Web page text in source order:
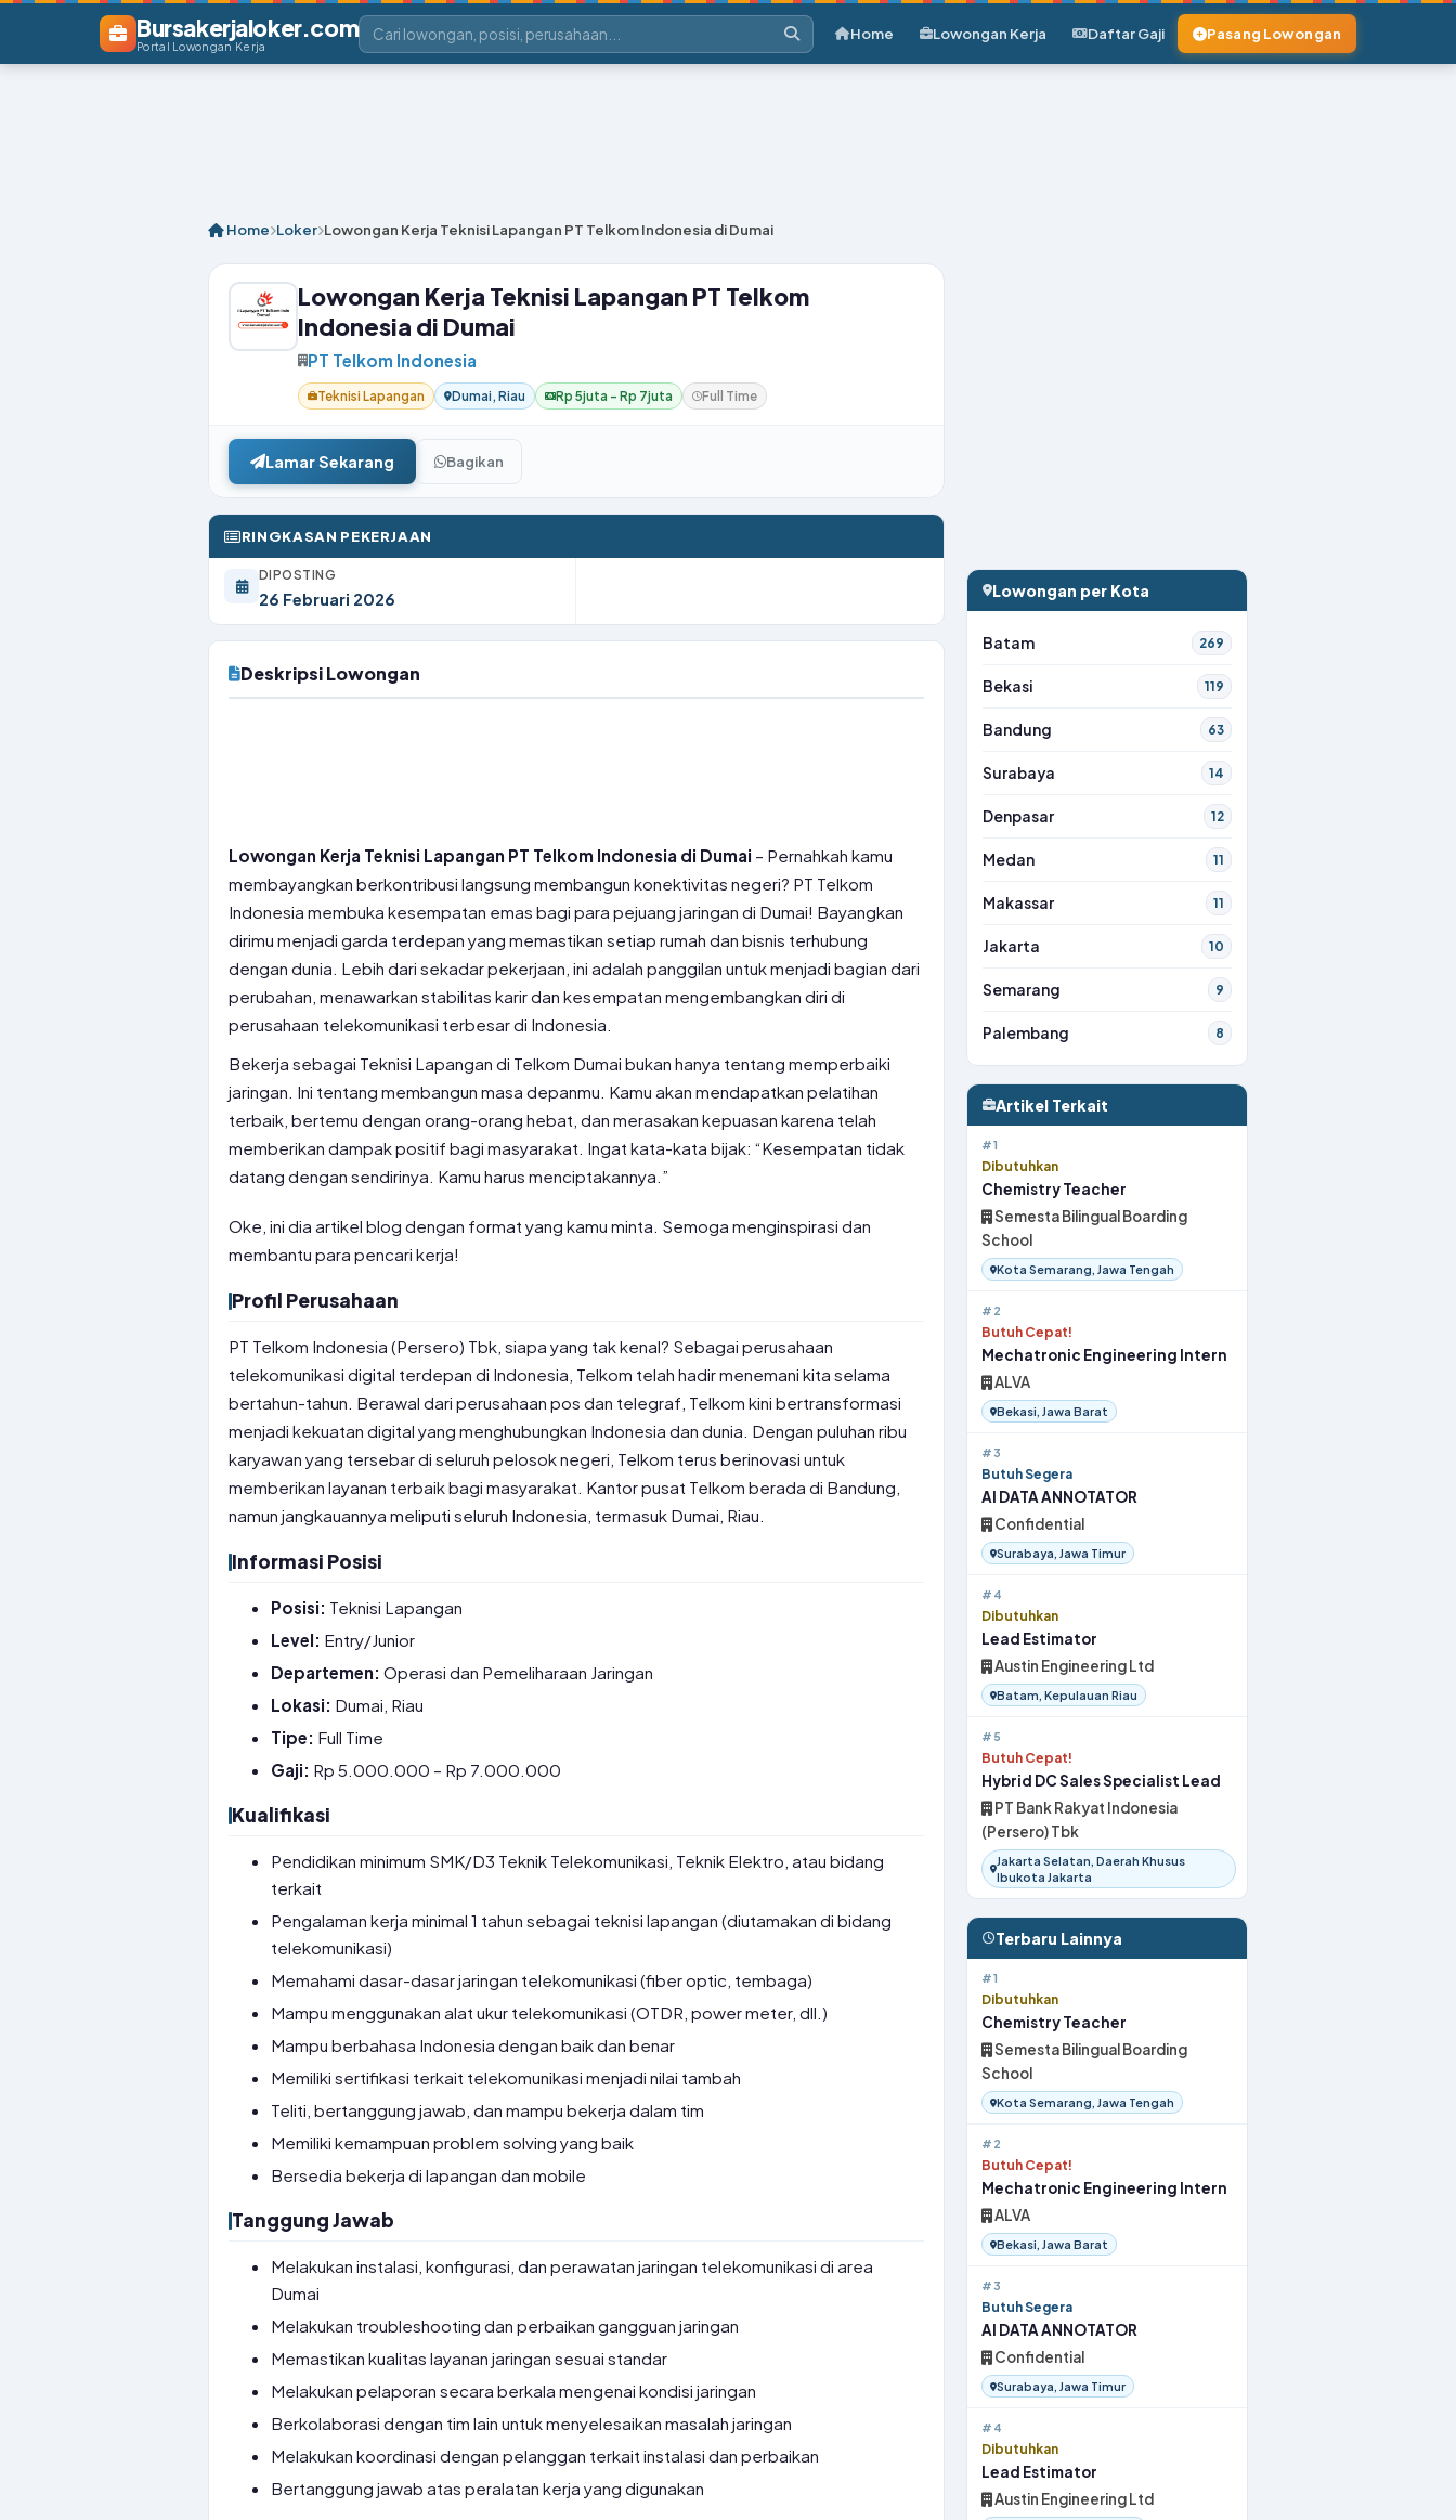
Bursakerjaloker.com
Portal Lowongan Kerja
Home Lowongan Kerja Daftar Gaji Pasang Lowongan
Home Loker Lowongan Kerja Teknisi Lapangan PT Telkom Indonesia di Dumai
Lowongan Kerja Teknisi Lapangan PT Telkom
Indonesia di Dumai
PT Telkom Indonesia
Teknisi Lapangan Dumai, Riau Rp 5juta – Rp 7juta Full Time
Lamar Sekarang Bagikan
RINGKASAN PEKERJAAN
DIPOSTING
26 Februari 2026
Deskripsi Lowongan
Lowongan Kerja Teknisi Lapangan PT Telkom Indonesia di Dumai – Pernahkah kamu
membayangkan berkontribusi langsung membangun konektivitas negeri? PT Telkom
Indonesia membuka kesempatan emas bagi para pejuang jaringan di Dumai! Bayangkan
dirimu menjadi garda terdepan yang memastikan setiap rumah dan bisnis terhubung
dengan dunia. Lebih dari sekadar pekerjaan, ini adalah panggilan untuk menjadi bagian dari
perubahan, menawarkan stabilitas karir dan kesempatan mengembangkan diri di
perusahaan telekomunikasi terbesar di Indonesia.
Bekerja sebagai Teknisi Lapangan di Telkom Dumai bukan hanya tentang memperbaiki
jaringan. Ini tentang membangun masa depanmu. Kamu akan mendapatkan pelatihan
terbaik, bertemu dengan orang-orang hebat, dan merasakan kepuasan karena telah
memberikan dampak positif bagi masyarakat. Ingat kata-kata bijak: “Kesempatan tidak
datang dengan sendirinya. Kamu harus menciptakannya.”
Oke, ini dia artikel blog dengan format yang kamu minta. Semoga menginspirasi dan
membantu para pencari kerja!
Profil Perusahaan
PT Telkom Indonesia (Persero) Tbk, siapa yang tak kenal? Sebagai perusahaan
telekomunikasi digital terdepan di Indonesia, Telkom telah hadir menemani kita selama
bertahun-tahun. Berawal dari perusahaan pos dan telegraf, Telkom kini bertransformasi
menjadi kekuatan digital yang menghubungkan Indonesia dan dunia. Dengan puluhan ribu
karyawan yang tersebar di seluruh pelosok negeri, Telkom terus berinovasi untuk
memberikan layanan terbaik bagi masyarakat. Kantor pusat Telkom berada di Bandung,
namun jangkauannya meliputi seluruh Indonesia, termasuk Dumai, Riau.
Informasi Posisi
Posisi: Teknisi Lapangan
Level: Entry/Junior
Departemen: Operasi dan Pemeliharaan Jaringan
Lokasi: Dumai, Riau
Tipe: Full Time
Gaji: Rp 5.000.000 – Rp 7.000.000
Kualifikasi
Pendidikan minimum SMK/D3 Teknik Telekomunikasi, Teknik Elektro, atau bidang
terkait
Pengalaman kerja minimal 1 tahun sebagai teknisi lapangan (diutamakan di bidang
telekomunikasi)
Memahami dasar-dasar jaringan telekomunikasi (fiber optic, tembaga)
Mampu menggunakan alat ukur telekomunikasi (OTDR, power meter, dll.)
Mampu berbahasa Indonesia dengan baik dan benar
Memiliki sertifikasi terkait telekomunikasi menjadi nilai tambah
Teliti, bertanggung jawab, dan mampu bekerja dalam tim
Memiliki kemampuan problem solving yang baik
Bersedia bekerja di lapangan dan mobile
Tanggung Jawab
Melakukan instalasi, konfigurasi, dan perawatan jaringan telekomunikasi di area
Dumai
Melakukan troubleshooting dan perbaikan gangguan jaringan
Memastikan kualitas layanan jaringan sesuai standar
Melakukan pelaporan secara berkala mengenai kondisi jaringan
Berkolaborasi dengan tim lain untuk menyelesaikan masalah jaringan
Melakukan koordinasi dengan pelanggan terkait instalasi dan perbaikan
Bertanggung jawab atas peralatan kerja yang digunakan
Lowongan per Kota
Batam 269
Bekasi 119
Bandung 63
Surabaya 14
Denpasar 12
Medan 11
Makassar 11
Jakarta 10
Semarang 9
Palembang 8
Artikel Terkait
#1
Dibutuhkan
Chemistry Teacher
Semesta Bilingual Boarding
School
Kota Semarang, Jawa Tengah
#2
Butuh Cepat!
Mechatronic Engineering Intern
ALVA
Bekasi, Jawa Barat
#3
Butuh Segera
AI DATA ANNOTATOR
Confidential
Surabaya, Jawa Timur
#4
Dibutuhkan
Lead Estimator
Austin Engineering Ltd
Batam, Kepulauan Riau
#5
Butuh Cepat!
Hybrid DC Sales Specialist Lead
PT Bank Rakyat Indonesia
(Persero) Tbk
Jakarta Selatan, Daerah Khusus
Ibukota Jakarta
Terbaru Lainnya
#1
Dibutuhkan
Chemistry Teacher
Semesta Bilingual Boarding
School
Kota Semarang, Jawa Tengah
#2
Butuh Cepat!
Mechatronic Engineering Intern
ALVA
Bekasi, Jawa Barat
#3
Butuh Segera
AI DATA ANNOTATOR
Confidential
Surabaya, Jawa Timur
#4
Dibutuhkan
Lead Estimator
Austin Engineering Ltd